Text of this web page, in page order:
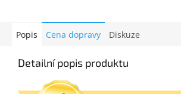
Popis Cena dopravy Diskuze
Detailní popis produktu